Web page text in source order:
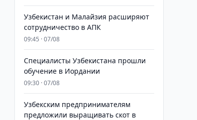
Узбекистан и Малайзия расширяют
сотрудничество в АПК
09:45 · 07/08
Специалисты Узбекистана прошли
обучение в Иордании
09:30 · 07/08
Узбекским предпринимателям
предложили выращивать скот в